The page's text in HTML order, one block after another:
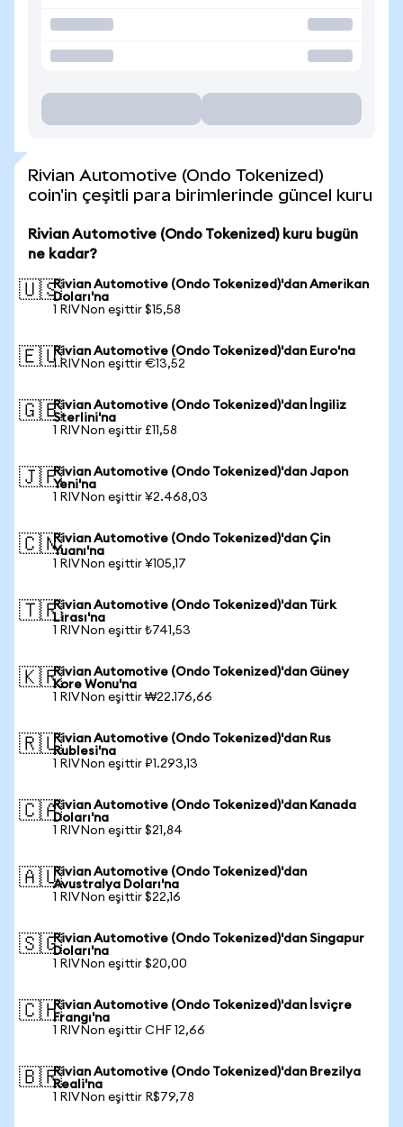
Rivian Automotive (Ondo Tokenized)
coin'in çeşitli para birimlerinde güncel kuru
Rivian Automotive (Ondo Tokenized) kuru bugün
ne kadar?
🇺🇸Rivian Automotive (Ondo Tokenized)'dan Amerikan
Doları'na
1 RIVNon eşittir $15,58
🇪🇺Rivian Automotive (Ondo Tokenized)'dan Euro'na
1 RIVNon eşittir €13,52
🇬🇧Rivian Automotive (Ondo Tokenized)'dan İngiliz
Sterlini'na
1 RIVNon eşittir £11,58
🇯🇵Rivian Automotive (Ondo Tokenized)'dan Japon
Yeni'na
1 RIVNon eşittir ¥2.468,03
🇨🇳Rivian Automotive (Ondo Tokenized)'dan Çin
Yuanı'na
1 RIVNon eşittir ¥105,17
🇹🇷Rivian Automotive (Ondo Tokenized)'dan Türk
Lirası'na
1 RIVNon eşittir ₺741,53
🇰🇷Rivian Automotive (Ondo Tokenized)'dan Güney
Kore Wonu'na
1 RIVNon eşittir ₩22.176,66
🇷🇺Rivian Automotive (Ondo Tokenized)'dan Rus
Rublesi'na
1 RIVNon eşittir ₽1.293,13
🇨🇦Rivian Automotive (Ondo Tokenized)'dan Kanada
Doları'na
1 RIVNon eşittir $21,84
🇦🇺Rivian Automotive (Ondo Tokenized)'dan
Avustralya Doları'na
1 RIVNon eşittir $22,16
🇸🇬Rivian Automotive (Ondo Tokenized)'dan Singapur
Doları'na
1 RIVNon eşittir $20,00
🇨🇭Rivian Automotive (Ondo Tokenized)'dan İsviçre
Frangı'na
1 RIVNon eşittir CHF 12,66
🇧🇷Rivian Automotive (Ondo Tokenized)'dan Brezilya
Reali'na
1 RIVNon eşittir R$79,78